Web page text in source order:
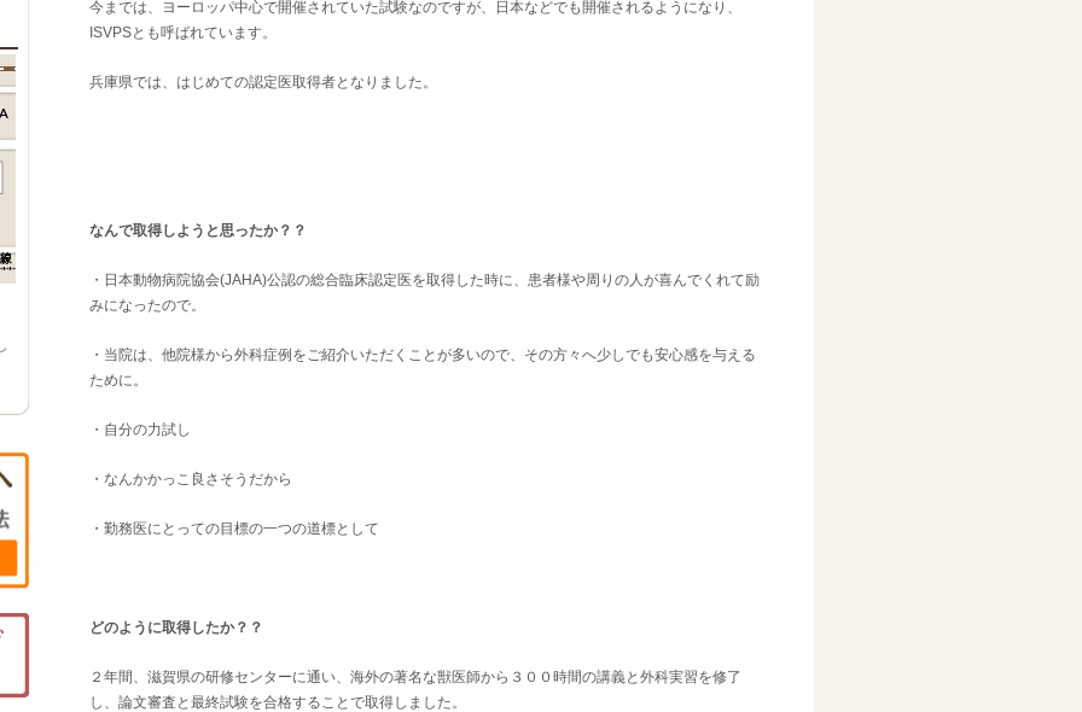
今までは、ヨーロッパ中心で開催されていた試験なのですが、日本などでも開催されるようになり、
ISVPSとも呼ばれています。
兵庫県では、はじめての認定医取得者となりました。
なんで取得しようと思ったか？？
・日本動物病院協会(JAHA)公認の総合臨床認定医を取得した時に、患者様や周りの人が喜んでくれて励
みになったので。
・当院は、他院様から外科症例をご紹介いただくことが多いので、その方々へ少しでも安心感を与える
ために。
・自分の力試し
・なんかかっこ良さそうだから
・勤務医にとっての目標の一つの道標として
どのように取得したか？？
２年間、滋賀県の研修センターに通い、海外の著名な獣医師から３００時間の講義と外科実習を修了
し、論文審査と最終試験を合格することで取得しました。